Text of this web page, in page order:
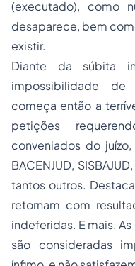
(executado), como
desaparece, bem
existir.
Diante da súbita
impossibilidade de
começa então a
petições
conveniados do
BACENJUD,
tantos outros.
retornam com
indeferidas. E mais.
são consideradas